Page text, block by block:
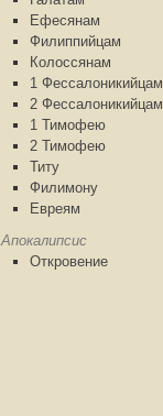
Ефесянам
Филиппийцам
Колоссянам
1 Фессалоникийцам
2 Фессалоникийцам
1 Тимофею
2 Тимофею
Титу
Филимону
Евреям
Апокалипсис
Откровение